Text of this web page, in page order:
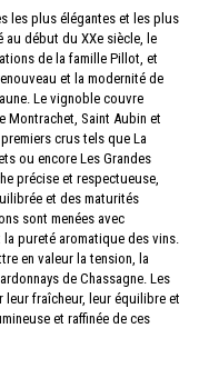
les plus élégantes et les plus
au début du XXe siècle, le
de la famille Pillot, et
et la modernité de
Le vignoble couvre
Montrachet, Saint Aubin et
crus tels que La
ou encore Les Grandes
précise et respectueuse,
et des maturités
sont menées avec
pureté aromatique des vins.
en valeur la tension, la
de Chassagne. Les
leur fraîcheur, leur équilibre et
et raffinée de ces